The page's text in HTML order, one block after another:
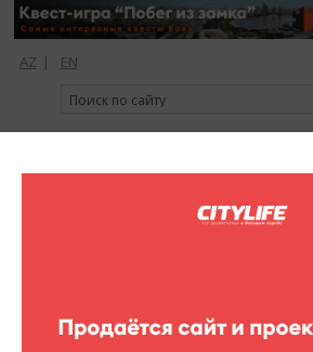
AZ | EN
регистрация вход